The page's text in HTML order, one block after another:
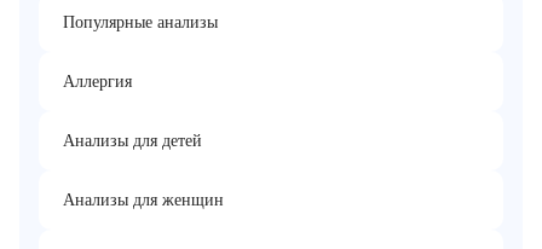
Популярные анализы
Аллергия
Анализы для детей
Анализы для женщин